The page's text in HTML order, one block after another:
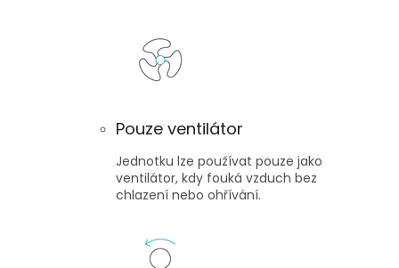
Pouze ventilátor
Jednotku lze používat pouze jako
ventilátor, kdy fouká vzduch bez
chlazení nebo ohřívání.